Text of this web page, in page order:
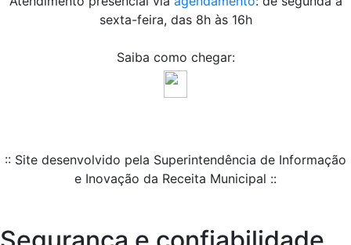
sexta-feira, das 8h às 16h
Saiba como chegar:
:: Site desenvolvido pela Superintendência de Informação
e Inovação da Receita Municipal ::